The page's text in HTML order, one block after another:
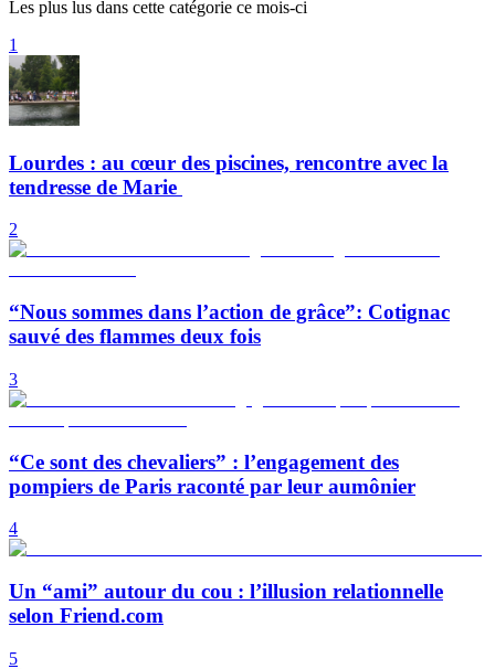
Les plus lus dans cette catégorie ce mois-ci
1
Lourdes : au cœur des piscines, rencontre avec la
tendresse de Marie
2
“Nous sommes dans l’action de grâce”: Cotignac
sauvé des flammes deux fois
3
“Ce sont des chevaliers” : l’engagement des
pompiers de Paris raconté par leur aumônier
4
Un “ami” autour du cou : l’illusion relationnelle
selon Friend.com
5